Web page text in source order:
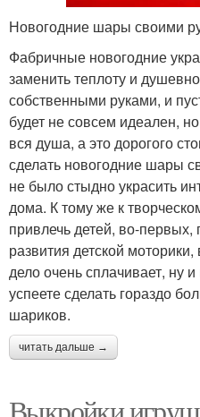
Новогодние шары своими
Фабричные новогодние
заменить теплоту и
собственными руками, и
будет не совсем идеален,
вся душа, а это дорогого
сделать новогодние шары
не было стыдно украсить
дома. К тому же к
привлечь детей, во-
развития детской
дело очень сплачивает, ну
успеете сделать гораздо
шариков.
читать дальше →